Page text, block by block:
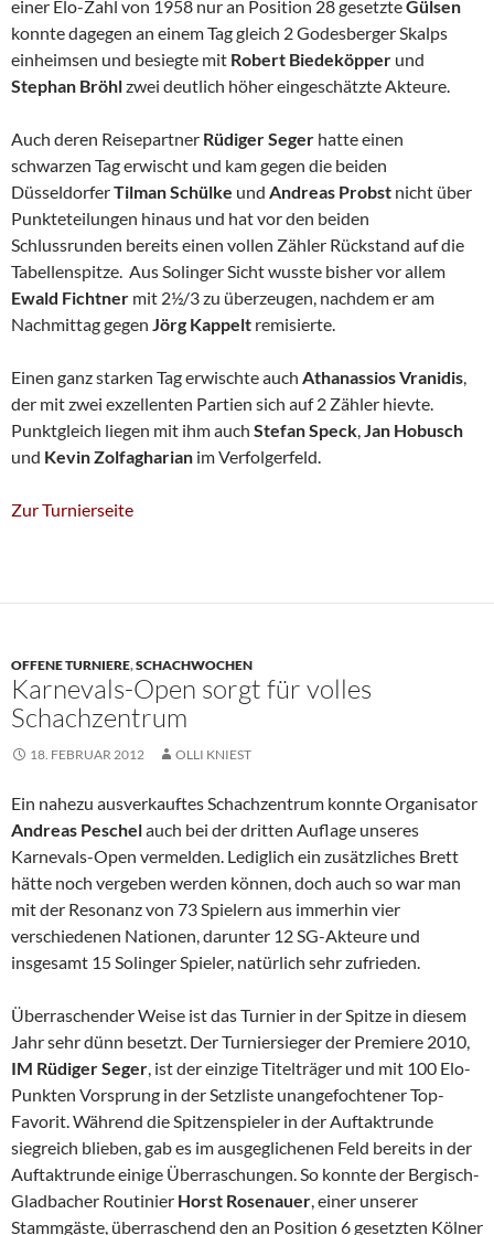
einer Elo-Zahl von 1958 nur an Position 28 gesetzteGülsen
konnte dagegen an einem Tag gleich 2 Godesberger Skalps
einheimsen und besiegte mit Robert Biedeköpper und
Stephan Bröhlzwei deutlich höher eingeschätzte Akteure.
Auch deren Reisepartner Rüdiger Seger hatte einen
schwarzen Tag erwischt und kam gegen die beiden
DüsseldorferTilman Schülke und Andreas Probst nicht über
Punkteteilungen hinaus und hat vor den beiden
Schlussrunden bereits einen vollen Zähler Rückstand auf die
Tabellenspitze. Aus Solinger Sicht wusste bisher vor allem
Ewald Fichtner mit 2½/3 zu überzeugen, nachdem er am
Nachmittag gegen Jörg Kappelt remisierte.
Einen ganz starken Tag erwischte auch Athanassios Vranidis,
der mit zwei exzellenten Partien sich auf 2 Zähler hievte.
Punktgleich liegen mit ihm auch StefanSpeck,Jan Hobusch
und Kevin Zolfagharian im Verfolgerfeld.
Zur Turnierseite
OFFENE TURNIERE,SCHACHWOCHEN
Karnevals-Open sorgt für volles
Schachzentrum
18. FEBRUAR 2012 OLLI KNIEST
Ein nahezu ausverkauftes Schachzentrum konnte Organisator
Andreas Peschelauch bei der dritten Auflage unseres
Karnevals-Open vermelden. Lediglich ein zusätzliches Brett
hätte noch vergeben werden können, doch auch so war man
mit der Resonanz von 73 Spielern aus immerhin vier
verschiedenen Nationen, darunter 12 SG-Akteure und
insgesamt 15 Solinger Spieler, natürlich sehr zufrieden.
Überraschender Weise ist das Turnier in der Spitze in diesem
Jahr sehr dünn besetzt. Der Turniersieger der Premiere 2010,
IM Rüdiger Seger, ist der einzige Titelträger und mit 100 Elo-
Punkten Vorsprung in der Setzliste unangefochtener Top-
Favorit. Während die Spitzenspieler in der Auftaktrunde
siegreich blieben, gab es im ausgeglichenen Feld bereits in der
Auftaktrunde einige Überraschungen. So konnte der Bergisch-
Gladbacher Routinier Horst Rosenauer, einer unserer
Stammgäste, überraschend den an Position 6 gesetzten Kölner